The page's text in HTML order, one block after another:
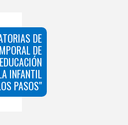
DE
DE
INFANTIL
PASOS"